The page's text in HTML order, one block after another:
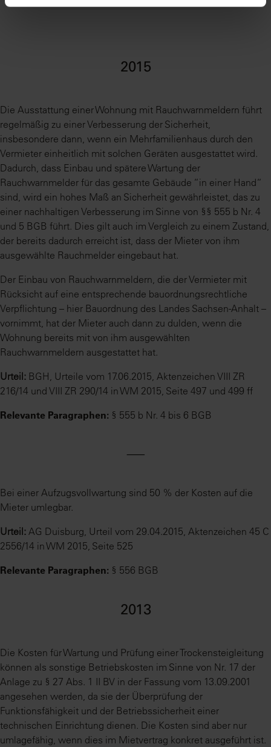
2015
Die Ausstattung einer Wohnung mit Rauchwarnmeldern führt
regelmäßig zu einer Verbesserung der Sicherheit,
insbesondere dann, wenn ein Mehrfamilienhaus durch den
Vermieter einheitlich mit solchen Geräten ausgestattet wird.
Dadurch, dass Einbau und spätere Wartung der
Rauchwarnmelder für das gesamte Gebäude “in einer Hand“
sind, wird ein hohes Maß an Sicherheit gewährleistet, das zu
einer nachhaltigen Verbesserung im Sinne von §§ 555 b Nr. 4
und 5 BGB führt. Dies gilt auch im Vergleich zu einem Zustand,
der bereits dadurch erreicht ist, dass der Mieter von ihm
ausgewählte Rauchmelder eingebaut hat.
Der Einbau von Rauchwarnmeldern, die der Vermieter mit
Rücksicht auf eine entsprechende bauordnungsrechtliche
Verpflichtung – hier Bauordnung des Landes Sachsen-Anhalt –
vornimmt, hat der Mieter auch dann zu dulden, wenn die
Wohnung bereits mit von ihm ausgewählten
Rauchwarnmeldern ausgestattet hat.
Urteil: BGH, Urteile vom 17.06.2015, Aktenzeichen VIII ZR
216/14 und VIII ZR 290/14 in WM 2015, Seite 497 und 499 ff
Relevante Paragraphen: § 555 b Nr. 4 bis 6 BGB
⸺
Bei einer Aufzugsvollwartung sind 50 % der Kosten auf die
Mieter umlegbar.
Urteil: AG Duisburg, Urteil vom 29.04.2015, Aktenzeichen 45 C
2556/14 in WM 2015, Seite 525
Relevante Paragraphen: § 556 BGB
2013
Die Kosten für Wartung und Prüfung einer Trockensteigleitung
können als sonstige Betriebskosten im Sinne von Nr. 17 der
Anlage zu § 27 Abs. 1 II BV in der Fassung vom 13.09.2001
angesehen werden, da sie der Überprüfung der
Funktionsfähigkeit und der Betriebssicherheit einer
technischen Einrichtung dienen. Die Kosten sind aber nur
umlagefähig, wenn dies im Mietvertrag konkret ausgeführt ist.